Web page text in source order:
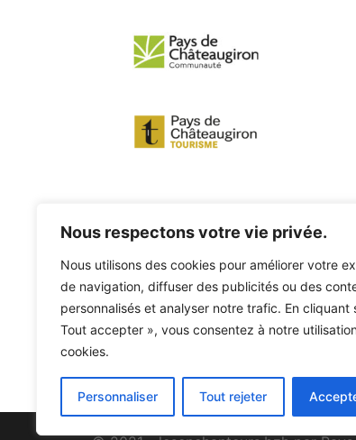
Nous respectons votre vie privée.
Nous utilisons des cookies pour améliorer votre
de navigation, diffuser des publicités ou des
personnalisés et analyser notre trafic. En cliquant
Tout accepter », vous consentez à notre
cookies.
Personnaliser Tout rejeter